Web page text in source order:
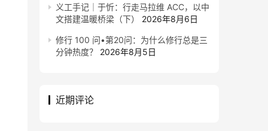
义工手记｜于忻：行走马拉维 ACC，以中
文搭建温暖桥梁（下）
2026年8月6日
修行 100 问•第20问：为什么修行总是三
分钟热度？
2026年8月5日
近期评论